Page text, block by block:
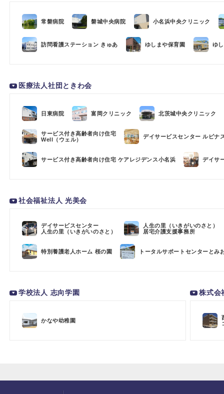
常磐病院 磐城中央病院 小名浜中央クリニック
訪問看護ステーション きゅあ ゆしまや保育園 ゆ
医療法人社団ときわ会
日東病院 富岡クリニック 北茨城中央クリニック
サービス付き高齢者向け住宅
Well（ウェル）
デイサービスセンター ルピナ
サービス付き高齢者向け住宅 ケアレジデンス小名浜 デイサ
社会福祉法人 光美会
デイサービスセンター
人生の里（いきがいのさと）
人生の里（いきがいのさと）
居宅介護支援事務所
特別養護老人ホーム 桜の園 トータルサポートセンターとみ
学校法人 志向学園
かなや幼稚園
株式会